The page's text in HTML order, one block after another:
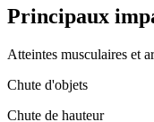
Principaux
Atteintes musculaires et
Chute d'objets
Chute de hauteur